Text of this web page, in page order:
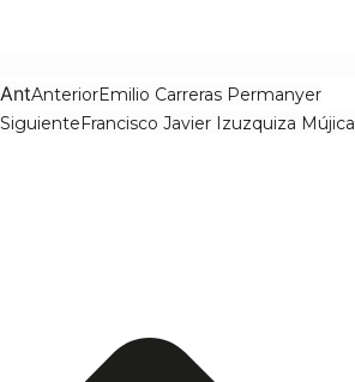
AntAnteriorEmilio Carreras Permanyer
SiguienteFrancisco Javier Izuzquiza Mújica